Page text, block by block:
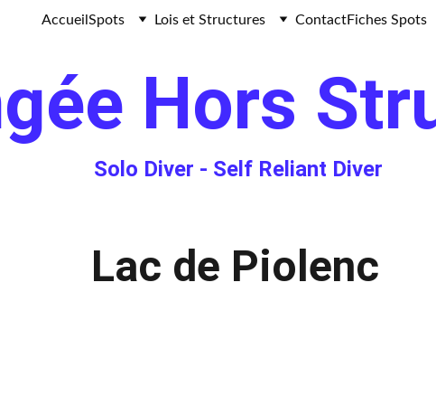
AccueilSpots Lois et Structures ContactFiches Spots
Hors
Solo Diver - Self Reliant Diver
Lac de Piolenc